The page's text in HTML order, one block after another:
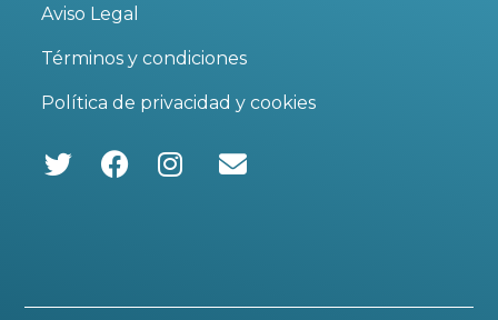
Aviso Legal
Términos y condiciones
Política de privacidad y cookies
abre
Se
abre
abre